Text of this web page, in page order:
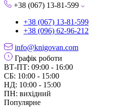
+38 (067) 13-81-599
+38 (067) 13-81-599
+38 (096) 62-96-212
info@knigovan.com
Графік роботи
ВТ-ПТ: 09:00 - 16:00
СБ: 10:00 - 15:00
НД: 10:00 - 15:00
ПН: вихідний
Популярне